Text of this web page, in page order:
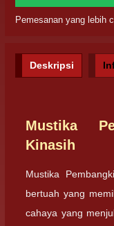
Pemesanan yang lebih
Deskripsi
Mustika
Kinasih
Mustika
bertuah yang
cahaya yang